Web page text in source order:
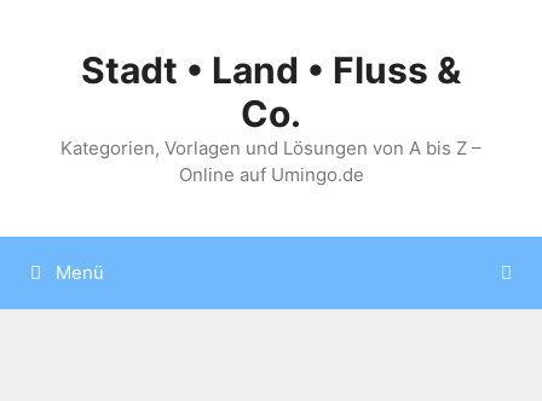
springenStadt • Land • Fluss &
Co.
Kategorien, Vorlagen und Lösungen von A bis Z –
Online auf Umingo.de
Menü